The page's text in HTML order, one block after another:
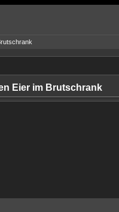
Eier im Brutschrank